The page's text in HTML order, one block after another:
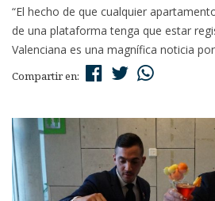
“El hecho de que cualquier
de una plataforma tenga que estar
Valenciana es una magnífica noticia
Compartir en: